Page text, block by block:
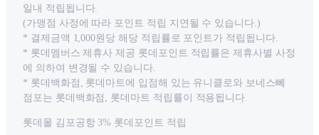
일내 적립됩니다.
(가맹점 사정에 따라 포인트 적립 지연될 수 있습니다.)
* 결제금액 1,000원당 해당 적립률로 포인트가 적립됩니다.
* 롯데멤버스 제휴사 제공 롯데포인트 적립률은 제휴사별 사정
에 의하여 변경될 수 있습니다.
* 롯데백화점, 롯데마트에 입점해 있는 유니클로와 보네스뻬
점포는 롯데백화점, 롯데마트 적립률이 적용됩니다.
롯데몰 김포공항 3% 롯데포인트 적립